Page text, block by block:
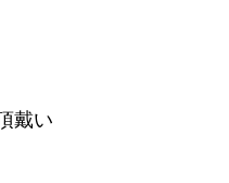
戴い